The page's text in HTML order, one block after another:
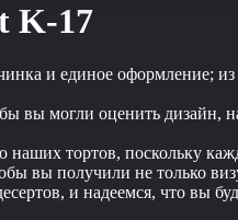
K-17
и единое оформление;
вы могли оценить
тортов, поскольку
вы получили не только
и надеемся, что вы